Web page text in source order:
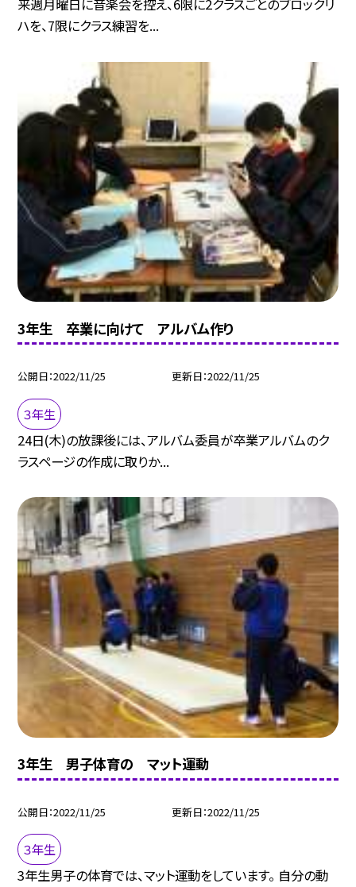
来週月曜日に音楽会を控え、6限に2クラスごとのブロックリ
ハを、7限にクラス練習を...
3年生 卒業に向けて アルバム作り
公開日 2022/11/25 更新日 2022/11/25
３年生
24日(木)の放課後には、アルバム委員が卒業アルバムのク
ラスページの作成に取りか...
3年生 男子体育の マット運動
公開日 2022/11/25 更新日 2022/11/25
３年生
3年生男子の体育では、マット運動をしています。 自分の動